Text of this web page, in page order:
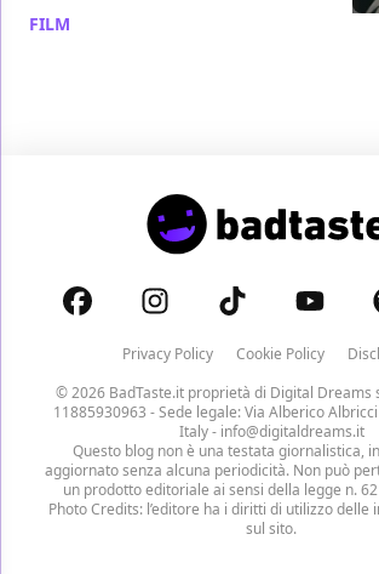
FILM
Privacy Policy Cookie Policy
© 2026 BadTaste.it proprietà di Digital Dreams
11885930963 - Sede legale: Via Alberico
Italy - info@digitaldreams.it
Questo blog non è una testata giornalistica,
aggiornato senza alcuna periodicità. Non può
un prodotto editoriale ai sensi della legge n.
Photo Credits: l’editore ha i diritti di utilizzo delle
sul sito.